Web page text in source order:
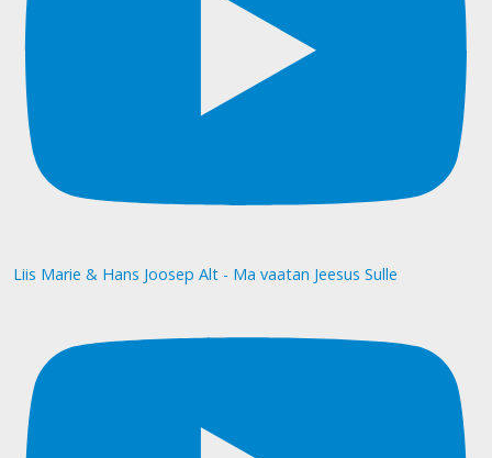
Liis Marie & Hans Joosep Alt - Ma vaatan Jeesus Sulle